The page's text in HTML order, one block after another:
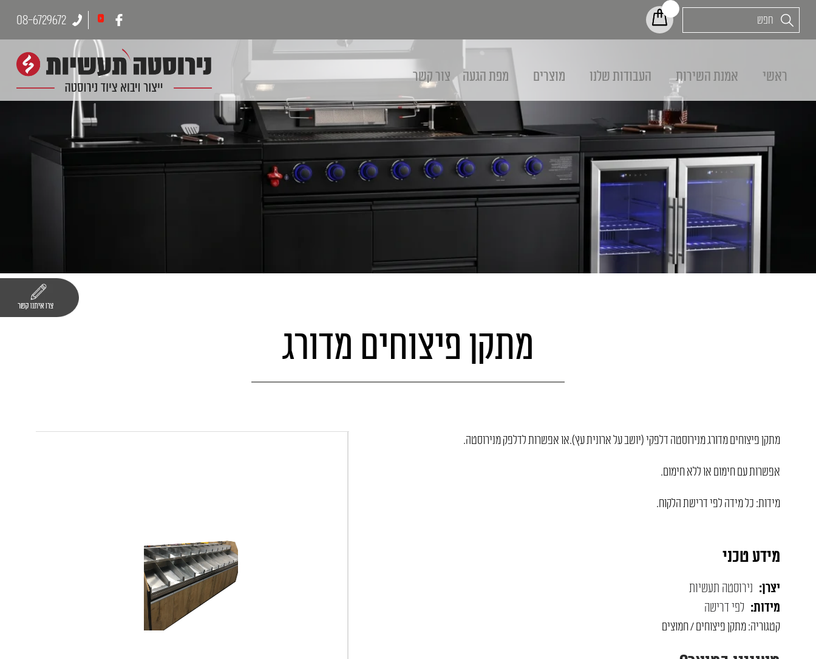
08-6729672
ראשי אמנת השירות העבודות שלנו מוצרים מפת הגעה צור קשר
מתקן פיצוחים מדורג
מתקן פיצוחים מדורג מנירוסטה דלפקי (יושב על ארונית עץ).או אפשרות לדלפק מנירוסטה.
אפשרות עם חימום או ללא חימום.
מידות: כל מידה לפי דרישת הלקוח.
מידע טכני
יצרן: נירוסטה תעשיות
מידות: לפי דרישה
קטגוריה:מתקן פיצוחים / חמוצים